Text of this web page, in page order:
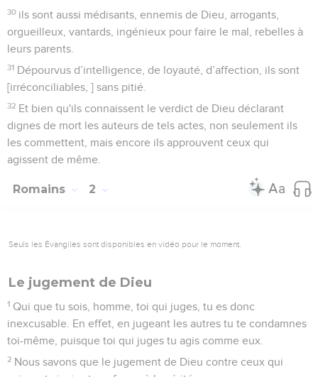
30 ils sont aussi médisants, ennemis de Dieu, arrogants,
orgueilleux, vantards, ingénieux pour faire le mal, rebelles à
leurs parents.
31 Dépourvus d’intelligence, de loyauté, d’affection, ils sont
[irréconciliables, ] sans pitié.
32 Et bien qu'ils connaissent le verdict de Dieu déclarant
dignes de mort les auteurs de tels actes, non seulement ils
les commettent, mais encore ils approuvent ceux qui
agissent de même.
Romains 2
Seuls les Évangiles sont disponibles en vidéo pour le moment.
Le jugement de Dieu
1 Qui que tu sois, homme, toi qui juges, tu es donc
inexcusable. En effet, en jugeant les autres tu te condamnes
toi-même, puisque toi qui juges tu agis comme eux.
2 Nous savons que le jugement de Dieu contre ceux qui